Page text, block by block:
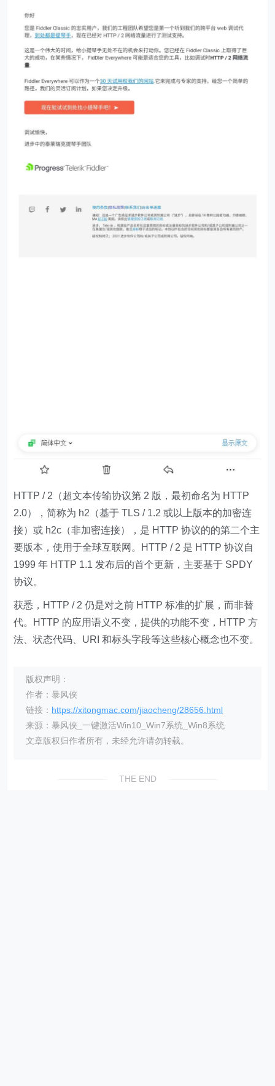
HTTP / 2（超文本传输协议第 2 版，最初命名为 HTTP
2.0），简称为 h2（基于 TLS / 1.2 或以上版本的加密连
接）或 h2c（非加密连接），是 HTTP 协议的的第二个主
要版本，使用于全球互联网。HTTP / 2 是 HTTP 协议自
1999 年 HTTP 1.1 发布后的首个更新，主要基于 SPDY
协议。
获悉，HTTP / 2 仍是对之前 HTTP 标准的扩展，而非替
代。HTTP 的应用语义不变，提供的功能不变，HTTP 方
法、状态代码、URI 和标头字段等这些核心概念也不变。
版权声明：
作者：暴风侠
链接： https://xitongmac.com/jiaocheng/28656.html
来源：暴风侠_一键激活Win10_Win7系统_Win8系统
文章版权归作者所有，未经允许请勿转载。
THE END